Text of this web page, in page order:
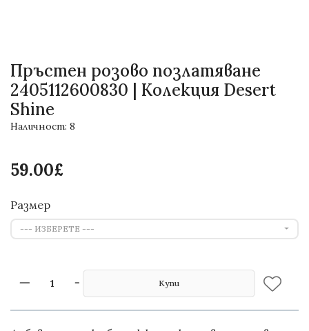
Пръстен розово позлатяване
2405112600830 | Колекция Desert
Shine
Наличност: 8
59.00£
Размер
--- ИЗБЕРЕТЕ ---
Купи